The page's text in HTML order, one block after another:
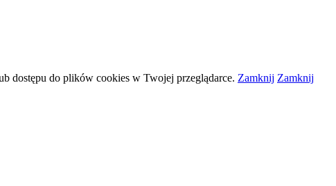
dostępu do plików cookies w Twojej przeglądarce. Zamknij Zamknij